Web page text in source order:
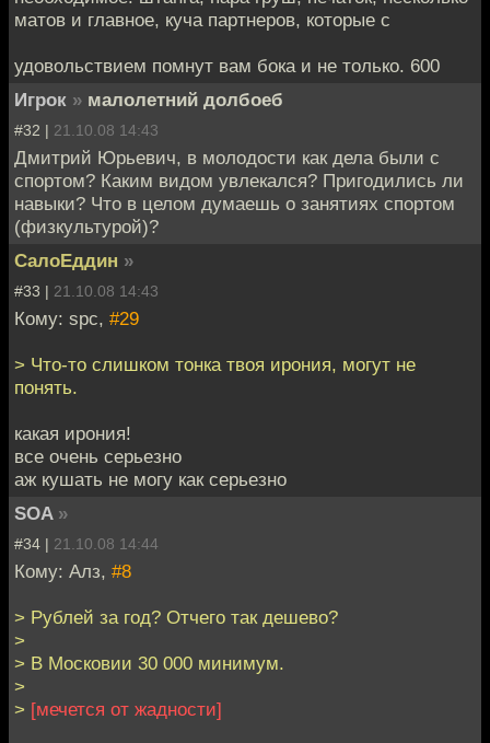
матов и главное, куча партнеров, которые с
удовольствием помнут вам бока и не только. 600
Игрок » малолетний долбоеб
#32 | 21.10.08 14:43
Дмитрий Юрьевич, в молодости как дела были с
спортом? Каким видом увлекался? Пригодились ли
навыки? Что в целом думаешь о занятиях спортом
(физкультурой)?
СалоЕддин »
#33 | 21.10.08 14:43
Кому: spc, #29
> Что-то слишком тонка твоя ирония, могут не
понять.
какая ирония!
все очень серьезно
аж кушать не могу как серьезно
SOA »
#34 | 21.10.08 14:44
Кому: Алз, #8
> Рублей за год? Отчего так дешево?
>
> В Московии 30 000 минимум.
>
> [мечется от жадности]